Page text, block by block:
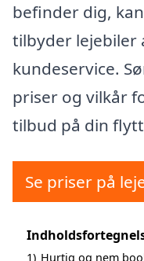
befinder dig,
tilbyder lejebiler
kundeservice.
priser og vilkår
tilbud på din
Se priser på
1) Hurtig og nem